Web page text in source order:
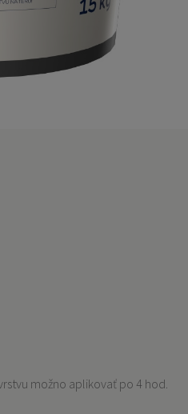
možno aplikovať po 4 hod.